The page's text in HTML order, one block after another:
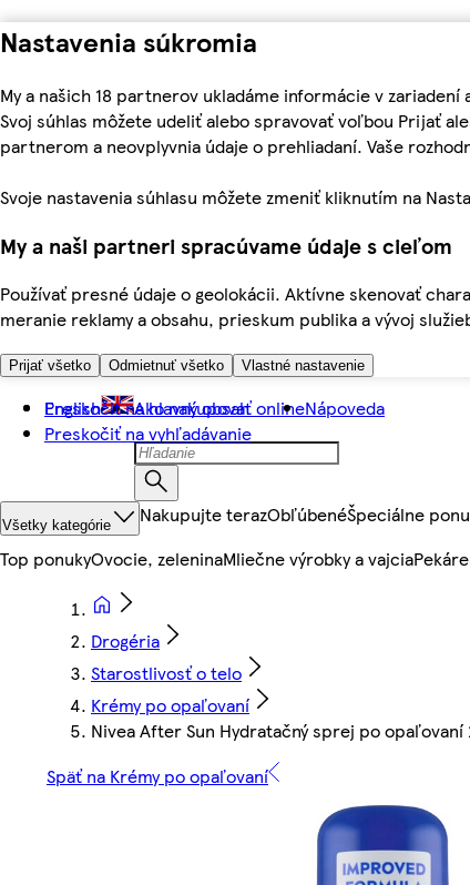
Nastavenia súkromia
My a našich 18 partnerov ukladáme informácie v
Svoj súhlas môžete udeliť alebo spravovať voľbou Prijať
partnerom a neovplyvnia údaje o prehliadaní. Vaše
Svoje nastavenia súhlasu môžete zmeniť kliknutím na
My a naši partneri spracúvame údaje s cieľom
Používať presné údaje o geolokácii. Aktívne skenovať
meranie reklamy a obsahu, prieskum publika a vývoj
Prijať všetko Odmietnuť všetko Vlastné nastavenie
Preskočiť na hlavný obsah
Preskočiť na vyhľadávanie
English Ako nakupovať onlineNápoveda
Všetky kategórie Nakupujte terazObľúbenéŠpeciálne
Top ponukyOvocie, zeleninaMliečne výrobky a vajcia
Drogéria
Starostlivosť o telo
Krémy po opaľovaní
Nivea After Sun Hydratačný sprej po opaľovaní
Späť na Krémy po opaľovaní